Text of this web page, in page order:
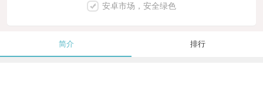
安卓市场，安全绿色
简介 排行